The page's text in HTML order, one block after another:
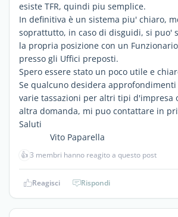
esiste TFR, quindi piu semplice.
In definitiva è un sistema piu' chiaro,
soprattutto, in caso di disguidi, si puo'
la propria posizione con un
presso gli Uffici preposti.
Spero essere stato un poco utile e
Se qualcuno desidera
varie tassazioni per altri tipi d'impresa
altra domanda, mi puo contattare in
Saluti
Vito Paparella
👍3 membri hanno reagito a questo post
Reagisci Rispondi